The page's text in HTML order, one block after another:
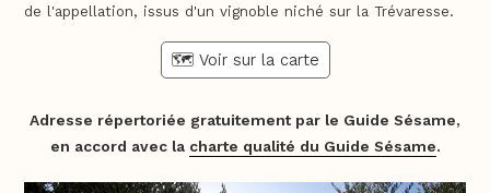
de l'appellation, issus d'un vignoble niché sur la Trévaresse.
🗺️ Voir sur la carte
Adresse répertoriée gratuitement par le Guide Sésame,
en accord avec la charte qualité du Guide Sésame.